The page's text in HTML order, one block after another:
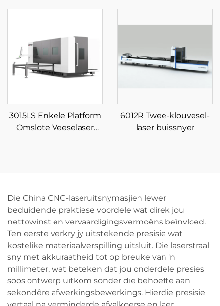
Veeselaser Snymasjien
3015LS Enkele Platform
Omslote Veeselaser
6012R Twee-klouvesel-
laser buissnyer
Die China CNC-laseruitsnymasjien lewer
beduidende praktiese voordele wat direk jou
nettowinst en vervaardigingsvermoëns beïnvloed.
Ten eerste verkry jy uitstekende presisie wat
kostelike materiaalverspilling uitsluit. Die laserstraal
sny met akkuraatheid tot op breuke van 'n
millimeter, wat beteken dat jou onderdele presies
soos ontwerp uitkom sonder die behoefte aan
sekondêre afwerkingsbewerkings. Hierdie presisie